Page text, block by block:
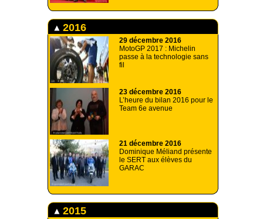
2016
29 décembre 2016
MotoGP 2017 : Michelin
passe à la technologie sans
fil
23 décembre 2016
L’heure du bilan 2016 pour le
Team 6e avenue
21 décembre 2016
Dominique Méliand présente
le SERT aux élèves du
GARAC
2015